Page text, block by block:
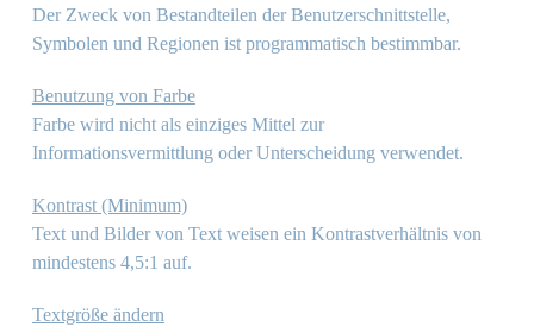
Der Zweck von Bestandteilen der Benutzerschnittstelle,
Symbolen und Regionen ist programmatisch bestimmbar.
Benutzung von Farbe
Farbe wird nicht als einziges Mittel zur
Informationsvermittlung oder Unterscheidung verwendet.
Kontrast (Minimum)
Text und Bilder von Text weisen ein Kontrastverhältnis von
mindestens 4,5:1 auf.
Textgröße ändern